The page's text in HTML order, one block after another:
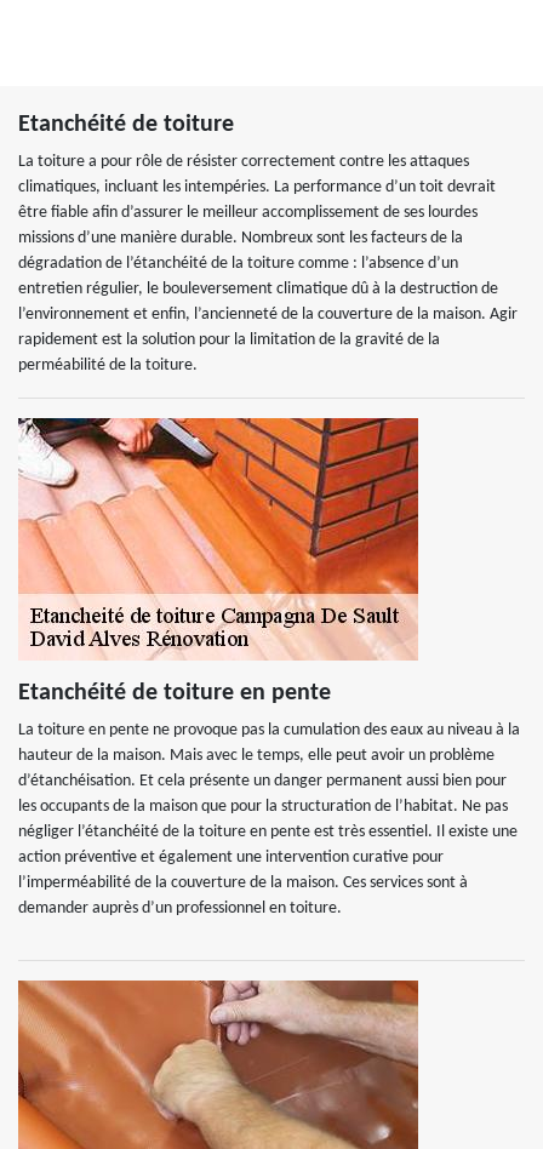
Etanchéité de toiture
La toiture a pour rôle de résister correctement contre les attaques
climatiques, incluant les intempéries. La performance d’un toit devrait
être fiable afin d’assurer le meilleur accomplissement de ses lourdes
missions d’une manière durable. Nombreux sont les facteurs de la
dégradation de l’étanchéité de la toiture comme : l’absence d’un
entretien régulier, le bouleversement climatique dû à la destruction de
l’environnement et enfin, l’ancienneté de la couverture de la maison. Agir
rapidement est la solution pour la limitation de la gravité de la
perméabilité de la toiture.
Etanchéité de toiture en pente
La toiture en pente ne provoque pas la cumulation des eaux au niveau à la
hauteur de la maison. Mais avec le temps, elle peut avoir un problème
d’étanchéisation. Et cela présente un danger permanent aussi bien pour
les occupants de la maison que pour la structuration de l’habitat. Ne pas
négliger l’étanchéité de la toiture en pente est très essentiel. Il existe une
action préventive et également une intervention curative pour
l’imperméabilité de la couverture de la maison. Ces services sont à
demander auprès d’un professionnel en toiture.